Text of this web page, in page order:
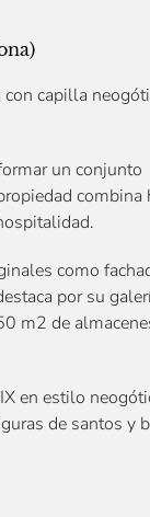
capilla
un conjunto
combina
como
por su
m2 de
en estilo
de santos y